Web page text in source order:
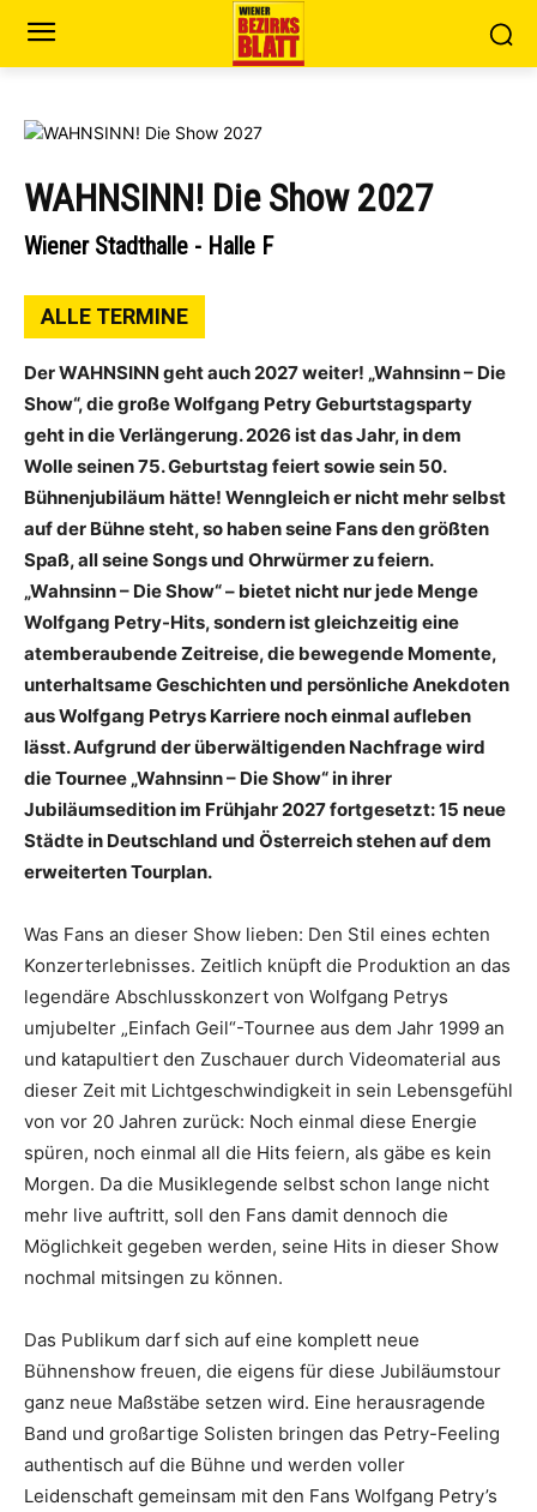
WAHNSINN! Die Show 2027
Wiener Stadthalle - Halle F
ALLE TERMINE
Der WAHNSINN geht auch 2027 weiter! „Wahnsinn – Die
Show“, die große Wolfgang Petry Geburtstagsparty
geht in die Verlängerung. 2026 ist das Jahr, in dem
Wolle seinen 75. Geburtstag feiert sowie sein 50.
Bühnenjubiläum hätte! Wenngleich er nicht mehr selbst
auf der Bühne steht, so haben seine Fans den größten
Spaß, all seine Songs und Ohrwürmer zu feiern.
„Wahnsinn – Die Show“ – bietet nicht nur jede Menge
Wolfgang Petry-Hits, sondern ist gleichzeitig eine
atemberaubende Zeitreise, die bewegende Momente,
unterhaltsame Geschichten und persönliche Anekdoten
aus Wolfgang Petrys Karriere noch einmal aufleben
lässt. Aufgrund der überwältigenden Nachfrage wird
die Tournee „Wahnsinn – Die Show“ in ihrer
Jubiläumsedition im Frühjahr 2027 fortgesetzt: 15 neue
Städte in Deutschland und Österreich stehen auf dem
erweiterten Tourplan.
Was Fans an dieser Show lieben: Den Stil eines echten
Konzerterlebnisses. Zeitlich knüpft die Produktion an das
legendäre Abschlusskonzert von Wolfgang Petrys
umjubelter „Einfach Geil“-Tournee aus dem Jahr 1999 an
und katapultiert den Zuschauer durch Videomaterial aus
dieser Zeit mit Lichtgeschwindigkeit in sein Lebensgefühl
von vor 20 Jahren zurück: Noch einmal diese Energie
spüren, noch einmal all die Hits feiern, als gäbe es kein
Morgen. Da die Musiklegende selbst schon lange nicht
mehr live auftritt, soll den Fans damit dennoch die
Möglichkeit gegeben werden, seine Hits in dieser Show
nochmal mitsingen zu können.
Das Publikum darf sich auf eine komplett neue
Bühnenshow freuen, die eigens für diese Jubiläumstour
ganz neue Maßstäbe setzen wird. Eine herausragende
Band und großartige Solisten bringen das Petry-Feeling
authentisch auf die Bühne und werden voller
Leidenschaft gemeinsam mit den Fans Wolfgang Petry’s